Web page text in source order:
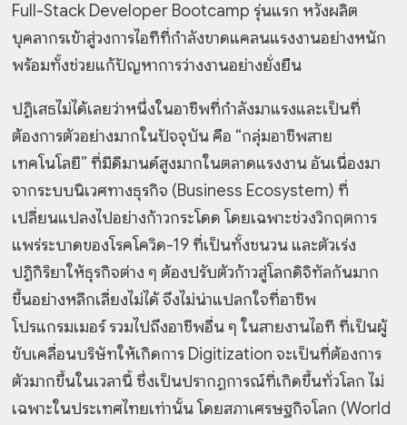
Full-Stack Developer Bootcamp รุ่นแรก หวังผลิต
บุคลากรเข้าสู่วงการไอทีที่กำลังขาดแคลนแรงงานอย่างหนัก
พร้อมทั้งช่วยแก้ปัญหาการว่างงานอย่างยั่งยืน
ปฏิเสธไม่ได้เลยว่าหนึ่งในอาชีพที่กำลังมาแรงและเป็นที่
ต้องการตัวอย่างมากในปัจจุบัน คือ “กลุ่มอาชีพสาย
เทคโนโลยี” ที่มีดีมานด์สูงมากในตลาดแรงงาน อันเนื่องมา
จากระบบนิเวศทางธุรกิจ (Business Ecosystem) ที่
เปลี่ยนแปลงไปอย่างก้าวกระโดด โดยเฉพาะช่วงวิกฤตการ
แพร่ระบาดของโรคโควิด-19 ที่เป็นทั้งชนวน และตัวเร่ง
ปฏิกิริยาให้ธุรกิจต่าง ๆ ต้องปรับตัวก้าวสู่โลกดิจิทัลกันมาก
ขึ้นอย่างหลีกเลี่ยงไม่ได้ จึงไม่น่าแปลกใจที่อาชีพ
โปรแกรมเมอร์ รวมไปถึงอาชีพอื่น ๆ ในสายงานไอที ที่เป็นผู้
ขับเคลื่อนบริษัทให้เกิดการ Digitization จะเป็นที่ต้องการ
ตัวมากขึ้นในเวลานี้ ซึ่งเป็นปรากฏการณ์ที่เกิดขึ้นทั่วโลก ไม่
เฉพาะในประเทศไทยเท่านั้น โดยสภาเศรษฐกิจโลก (World